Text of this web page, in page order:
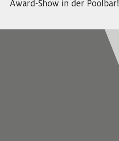
Award-Show in der Poolbar!